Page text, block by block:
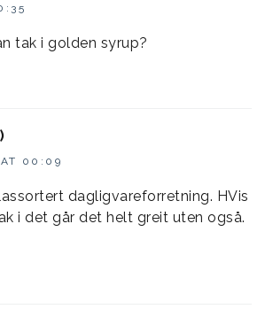
tak i golden syrup?
00:09
dagligvareforretning. HVis
i det går det helt greit uten også.